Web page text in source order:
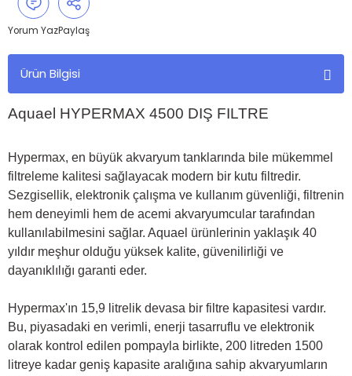
Yorum YazPaylaş
Ürün Bilgisi
Aquael HYPERMAX 4500 DIŞ FILTRE
Hypermax, en büyük akvaryum tanklarında bile mükemmel
filtreleme kalitesi sağlayacak modern bir kutu filtredir.
Sezgisellik, elektronik çalışma ve kullanım güvenliği, filtrenin
hem deneyimli hem de acemi akvaryumcular tarafından
kullanılabilmesini sağlar. Aquael ürünlerinin yaklaşık 40
yıldır meşhur olduğu yüksek kalite, güvenilirliği ve
dayanıklılığı garanti eder.
Hypermax'ın 15,9 litrelik devasa bir filtre kapasitesi vardır.
Bu, piyasadaki en verimli, enerji tasarruflu ve elektronik
olarak kontrol edilen pompayla birlikte, 200 litreden 1500
litreye kadar geniş kapasite aralığına sahip akvaryumların